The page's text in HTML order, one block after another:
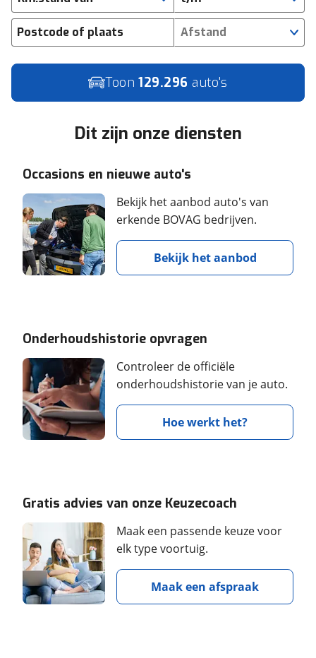
Postcode of plaats Afstand
Toon129.296 auto's
Dit zijn onze diensten
Occasions en nieuwe auto's
Bekijk het aanbod auto's van
erkende BOVAG bedrijven.
Bekijk het aanbod
Onderhoudshistorie opvragen
Controleer de officiële
onderhoudshistorie van je auto.
Hoe werkt het?
Gratis advies van onze Keuzecoach
Maak een passende keuze voor
elk type voortuig.
Maak een afspraak